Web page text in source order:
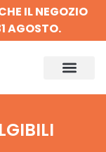
IL NEGOZIO
AGOSTO.